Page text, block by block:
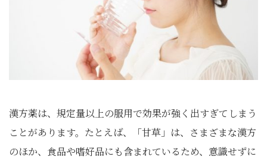
漢方薬は、規定量以上の服用で効果が強く出すぎてしまう
ことがあります。たとえば、「甘草」は、さまざまな漢方
のほか、食品や嗜好品にも含まれているため、意識せずに